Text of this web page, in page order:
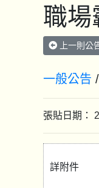
職場
上一則公
一般公告
張貼日期：
詳附件